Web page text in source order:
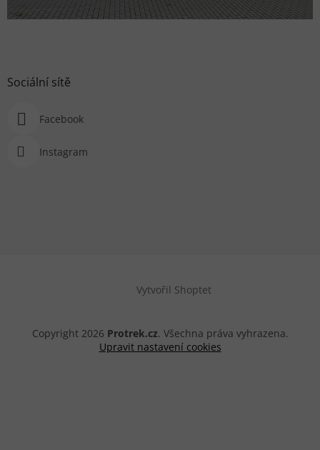
Sociální sítě
Facebook
Instagram
Vytvořil Shoptet
Copyright 2026 Protrek.cz. Všechna práva vyhrazena.
Upravit nastavení cookies